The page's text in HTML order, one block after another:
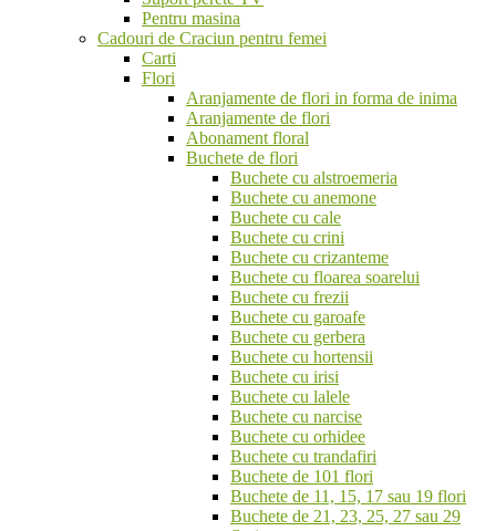
Pentru masina
Cadouri de Craciun pentru femei
Carti
Flori
Aranjamente de flori in forma de inima
Aranjamente de flori
Abonament floral
Buchete de flori
Buchete cu alstroemeria
Buchete cu anemone
Buchete cu cale
Buchete cu crini
Buchete cu crizanteme
Buchete cu floarea soarelui
Buchete cu frezii
Buchete cu garoafe
Buchete cu gerbera
Buchete cu hortensii
Buchete cu irisi
Buchete cu lalele
Buchete cu narcise
Buchete cu orhidee
Buchete cu trandafiri
Buchete de 101 flori
Buchete de 11, 15, 17 sau 19 flori
Buchete de 21, 23, 25, 27 sau 29